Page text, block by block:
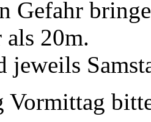
Gefahr
20m.
jeweils
Vormittag